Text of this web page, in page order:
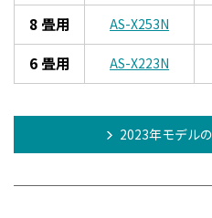
8 畳用 AS-X253N
6 畳用 AS-X223N
2023年モデル